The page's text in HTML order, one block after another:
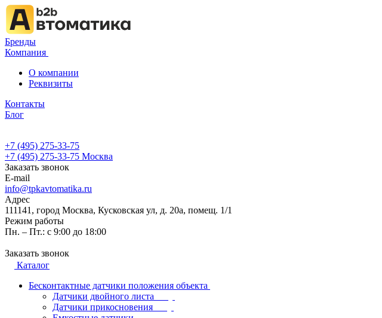
Бренды
Компания
О компании
Реквизиты
Контакты
Блог
+7 (495) 275-33-75
+7 (495) 275-33-75 Москва
Заказать звонок
E-mail
info@tpkavtomatika.ru
Адрес
111141, город Москва, Кусковская ул, д. 20а, помещ. 1/1
Режим работы
Пн. – Пт.: с 9:00 до 18:00
Заказать звонок
Каталог
Бесконтактные датчики положения объекта
Датчики двойного листа
Датчики прикосновения